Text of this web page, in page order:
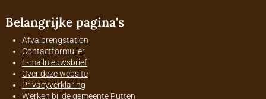
Belangrijke pagina's
Afvalbrengstation
Contactformulier
E-mailnieuwsbrief
Over deze website
Privacyverklaring
Werken bij de gemeente Putten